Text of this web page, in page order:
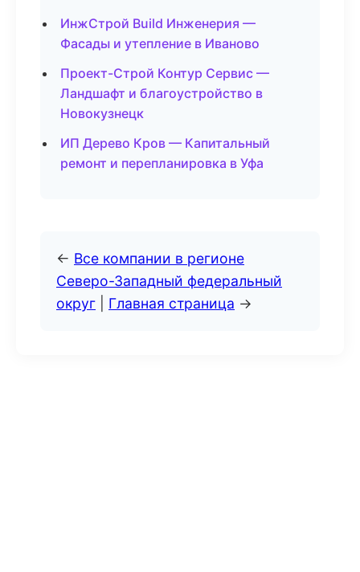
ИнжСтрой Build Инженерия —
Фасады и утепление в Иваново
Проект-Строй Контур Сервис —
Ландшафт и благоустройство в
Новокузнецк
ИП Дерево Кров — Капитальный
ремонт и перепланировка в Уфа
← Все компании в регионе
Северо-Западный федеральный
округ
Главная страница →